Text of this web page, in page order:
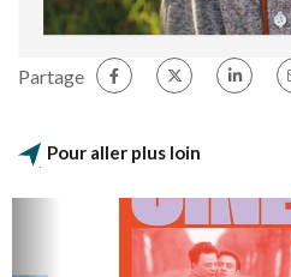
Partage
Pour aller plus loin